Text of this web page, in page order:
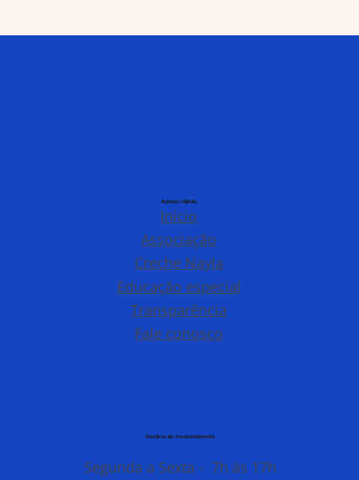
Acesso rápido
Início
Associação
Creche Nayla
Educação especial
Transparência
Fale conosco
Horário de funcionamento
Segunda a Sexta - 7h às 17h